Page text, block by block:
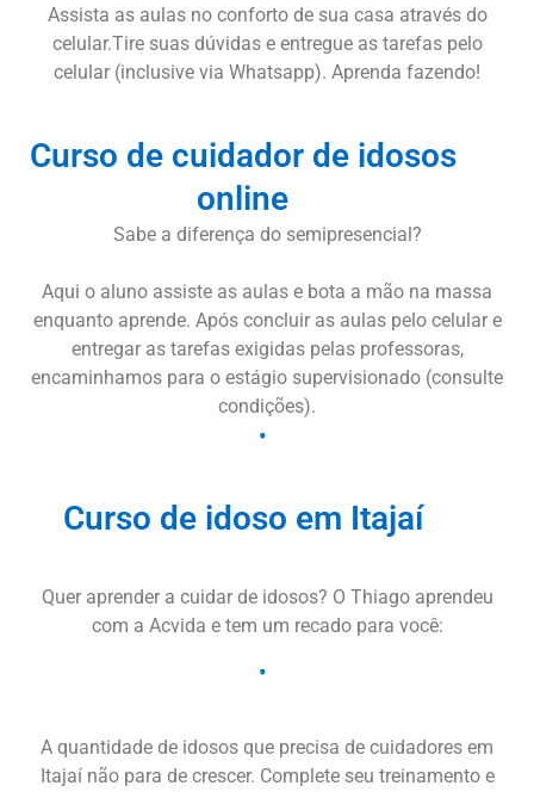
Assista as aulas no conforto de sua casa através do
celular.Tire suas dúvidas e entregue as tarefas pelo
celular (inclusive via Whatsapp). Aprenda fazendo!
Curso de cuidador de idosos
online
Sabe a diferença do semipresencial?
Aqui o aluno assiste as aulas e bota a mão na massa
enquanto aprende. Após concluir as aulas pelo celular e
entregar as tarefas exigidas pelas professoras,
encaminhamos para o estágio supervisionado (consulte
condições).
Curso de idoso em Itajaí
Quer aprender a cuidar de idosos? O Thiago aprendeu
com a Acvida e tem um recado para você:
A quantidade de idosos que precisa de cuidadores em
Itajaí não para de crescer. Complete seu treinamento e